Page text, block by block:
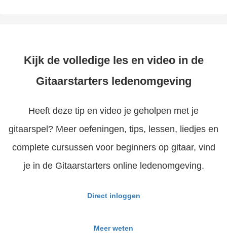
Kijk de volledige les en video in de
Gitaarstarters ledenomgeving
Heeft deze tip en video je geholpen met je
gitaarspel? Meer oefeningen, tips, lessen, liedjes en
complete cursussen voor beginners op gitaar, vind
je in de Gitaarstarters online ledenomgeving.
Direct inloggen
Meer weten